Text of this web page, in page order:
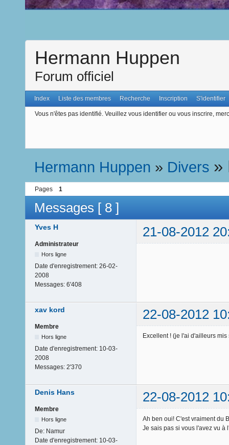
Hermann Huppen
Forum officiel
Index Liste des membres Recherche Inscription S'identifier
Vous n'êtes pas identifié. Veuillez vous identifier ou vous inscrire,
Hermann Huppen » Divers »
Pages 1
Messages [ 8 ]
Yves H 21-08-2012
Administrateur
Hors ligne
Date d'enregistrement: 26-02-
2008
Messages: 6'408
xav kord 22-08-2012
Membre
Hors ligne
Date d'enregistrement: 10-03-
2008
Messages: 2'370
Excellent ! (je l'ai d'ailleurs mis
Denis Hans 22-08-2012
Membre
Hors ligne
De: Namur
Date d'enregistrement: 10-03-
Ah ben oui! C'est vraiment du
Je sais pas si vous l'avez vu à